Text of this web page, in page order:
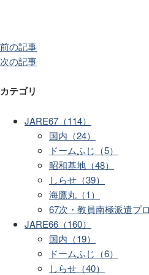
前の記事
次の記事
カテゴリ
JARE67（114）
国内（24）
ドームふじ（5）
昭和基地（48）
しらせ（39）
海鷹丸（1）
67次・教員南極派遣プ
JARE66（160）
国内（19）
ドームふじ（6）
しらせ（40）